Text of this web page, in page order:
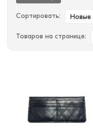
Сортировать: Новые
Товаров на странице: